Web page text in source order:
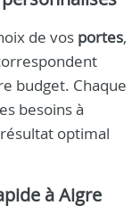
de vos portes,
budget. Chaque
besoins à
optimal
à Aigre